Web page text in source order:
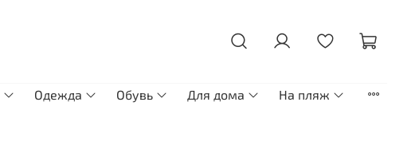
Одежда Обувь Для дома На пляж